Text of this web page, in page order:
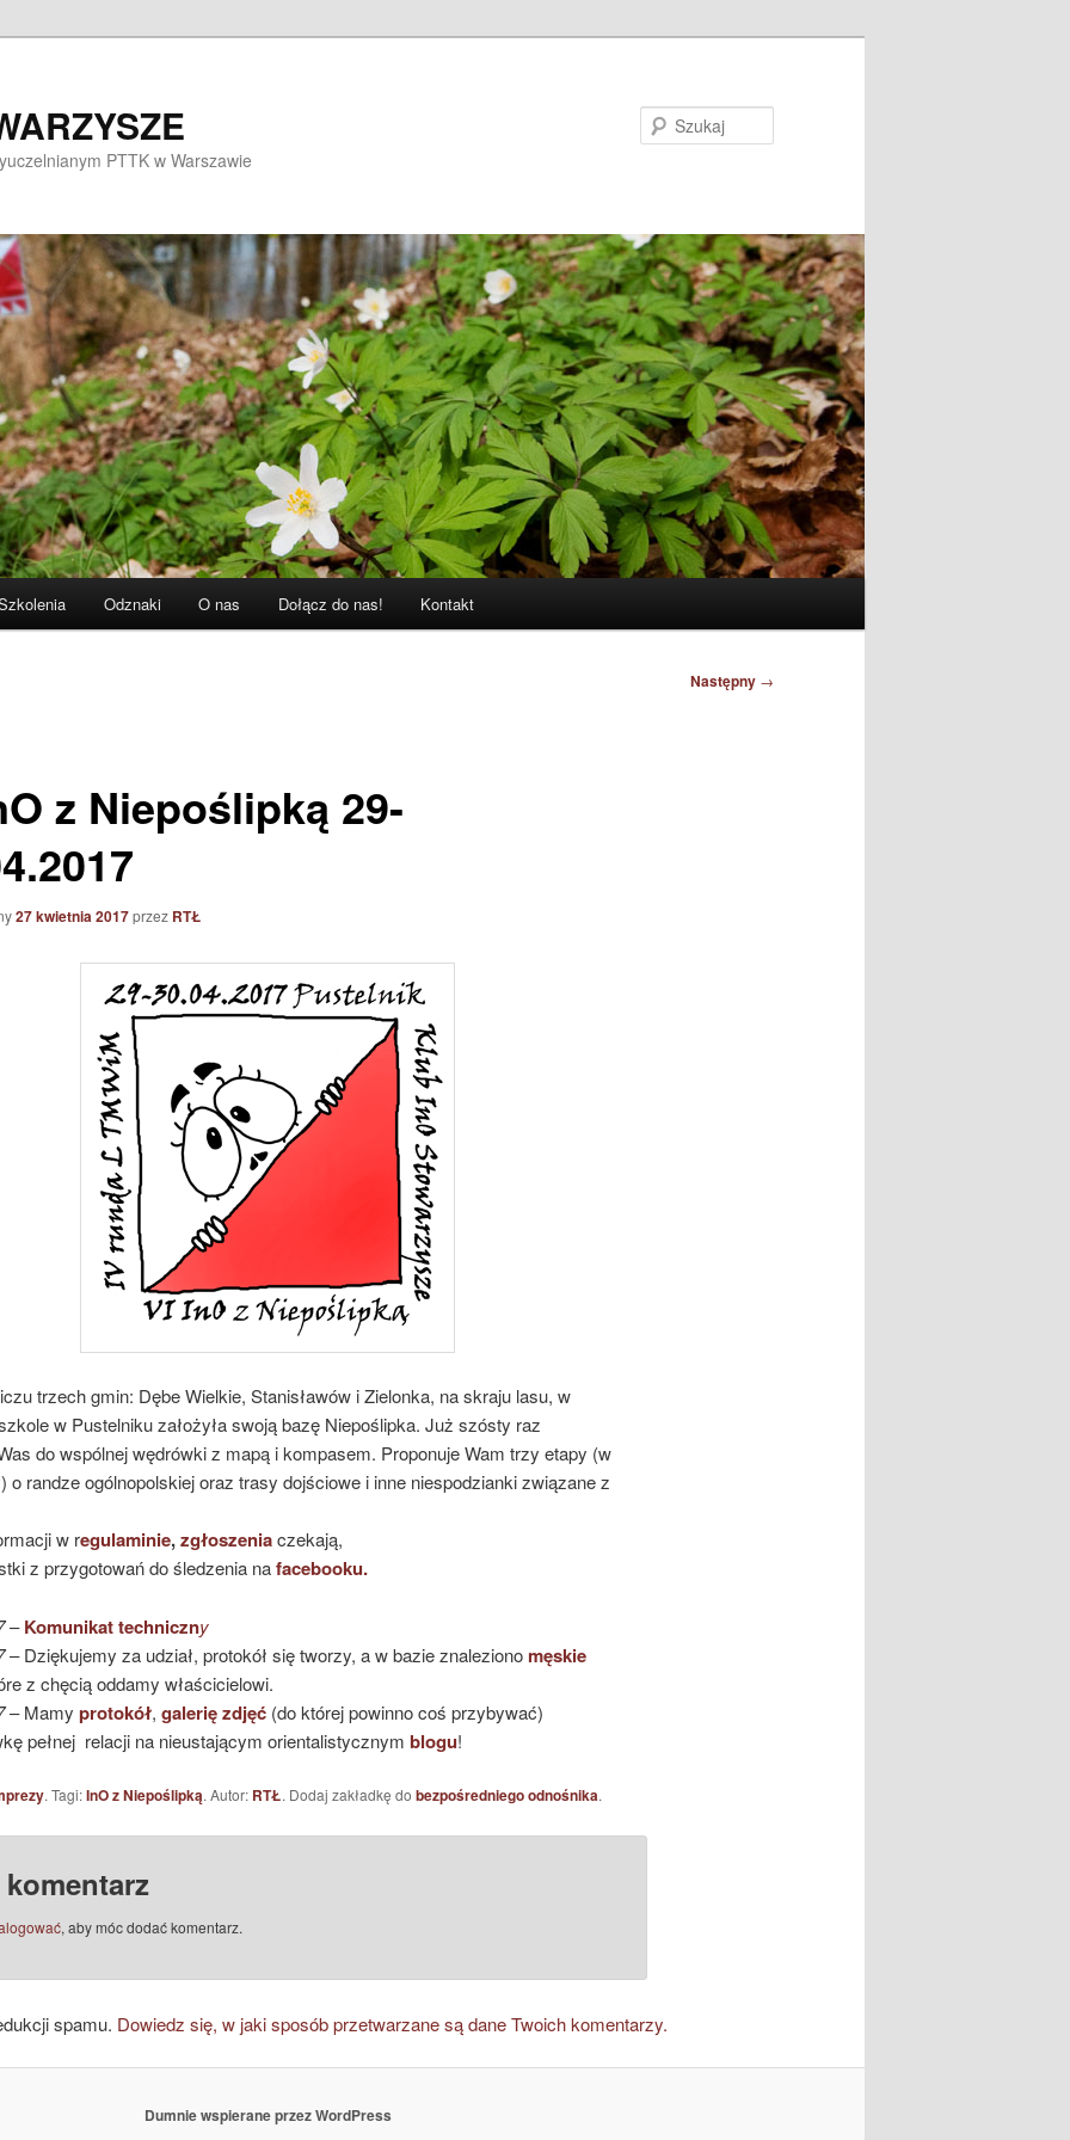
PTTK w Warszawie
Odznaki O nas Dołącz do nas! Kontakt
Następny →
z Niepoślipką 29-
27 kwietnia 2017przez RTŁ
trzech gmin: Dębe Wielkie, Stanisławów i Zielonka, na skraju lasu, w
w Pustelniku założyła swoją bazę Niepoślipka. Już szósty raz
do wspólnej wędrówki z mapą i kompasem. Proponuje Wam trzy etapy (w
o randze ogólnopolskiej oraz trasy dojściowe i inne niespodzianki związane z
w regulaminie,zgłoszeniaczekają,
z przygotowań do śledzenia nafacebooku.
–Komunikat techniczny
– Dziękujemy za udział, protokół się tworzy, a w bazie znaleziono męskie
z chęcią oddamy właścicielowi.
– Mamy protokół, galerię zdjęć (do której powinno coś przybywać)
pełnej relacji na nieustającym orientalistycznym blogu!
. Tagi:InO z Niepoślipką. Autor: RTŁ. Dodaj zakładkę do bezpośredniego odnośnika.
, aby móc dodać komentarz.
spamu. Dowiedz się, w jaki sposób przetwarzane są dane Twoich komentarzy.
Dumnie wspierane przez WordPress